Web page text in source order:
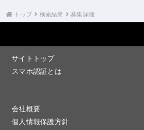
トップ 検索結果 募集詳細
サイトトップ
スマホ認証とは
会社概要
個人情報保護方針